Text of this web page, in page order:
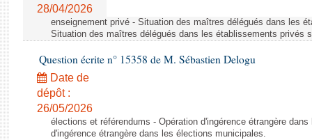
28/04/2026
enseignement privé - Situation des maîtres délégués dans les
Situation des maîtres délégués dans les établissements privés
Question écrite n° 15358 de M. Sébastien Delogu
Date de
dépôt :
26/05/2026
élections et référendums - Opération d'ingérence étrangère
d'ingérence étrangère dans les élections municipales.